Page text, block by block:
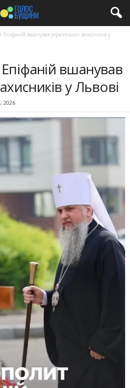
вшанував українських захисників у
вшанував
у Львові
2026